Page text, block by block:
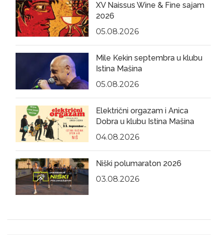
XV Naissus Wine & Fine sajam
2026
05.08.2026
Mile Kekin septembra u klubu
Istina Mašina
05.08.2026
Električni orgazam i Anica
Dobra u klubu Istina Mašina
04.08.2026
Niški polumaraton 2026
03.08.2026